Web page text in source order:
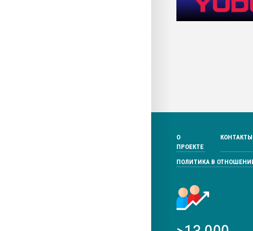
О
ПРОЕКТЕ
КОНТАКТЫ
ПОЛИТИКА В